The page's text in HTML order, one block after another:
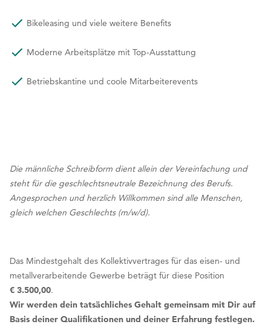
Bikeleasing und viele weitere Benefits
Moderne Arbeitsplätze mit Top-Ausstattung
Betriebskantine und coole Mitarbeiterevents
Die männliche Schreibform dient allein der Vereinfachung und
steht für die geschlechtsneutrale Bezeichnung des Berufs.
Angesprochen und herzlich Willkommen sind alle Menschen,
gleich welchen Geschlechts (m/w/d).
Das Mindestgehalt des Kollektivvertrages für das eisen- und
metallverarbeitende Gewerbe beträgt für diese Position
€ 3.500,00.
Wir werden dein tatsächliches Gehalt gemeinsam mit Dir auf
Basis deiner Qualifikationen und deiner Erfahrung festlegen.